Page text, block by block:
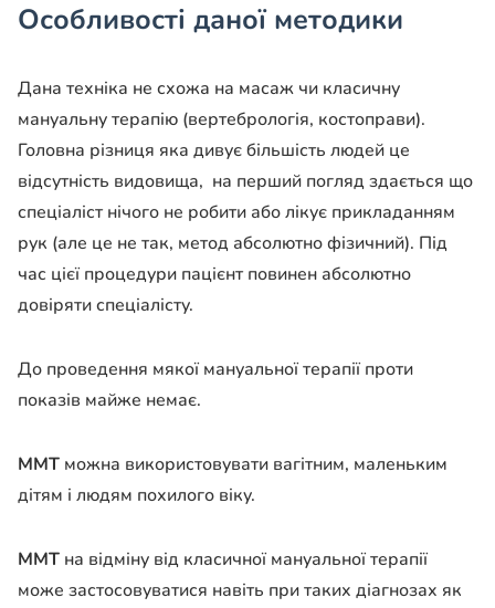
Особливості даної методики
Дана техніка не схожа на масаж чи класичну
мануальну терапію (вертебрологія, костоправи).
Головна різниця яка дивує більшість людей це
відсутність видовища, на перший погляд здається що
спеціаліст нічого не робити або лікує прикладанням
рук (але це не так, метод абсолютно фізичний). Під
час цієї процедури пацієнт повинен абсолютно
довіряти спеціалісту.
До проведення мякої мануальної терапії проти
показів майже немає.
ММТ можна використовувати вагітним, маленьким
дітям і людям похилого віку.
ММТ на відміну від класичної мануальної терапії
може застосовуватися навіть при таких діагнозах як